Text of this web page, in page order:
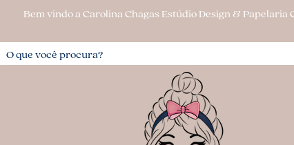
Bem vindo a Carolina Chagas Estúdio Design & Papelaria